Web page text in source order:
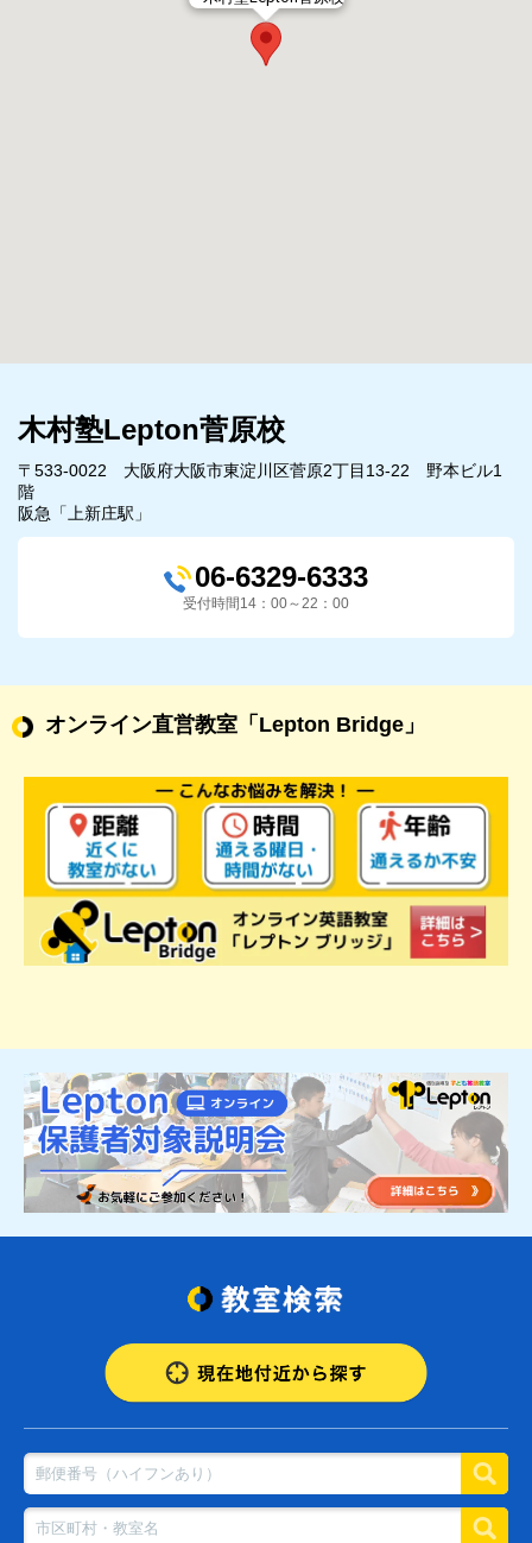
木村塾Lepton菅原校
〒533-0022 大阪府大阪市東淀川区菅原2丁目13-22 野本ビル1
階
阪急「上新庄駅」
06-6329-6333
受付時間14：00～22：00
オンライン直営教室 「Lepton Bridge」